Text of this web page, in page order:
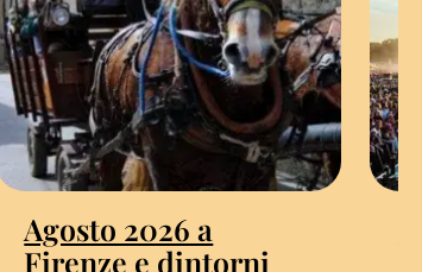
Agosto 2026 a
Firenze e dintorni